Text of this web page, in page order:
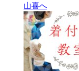
山喜へ